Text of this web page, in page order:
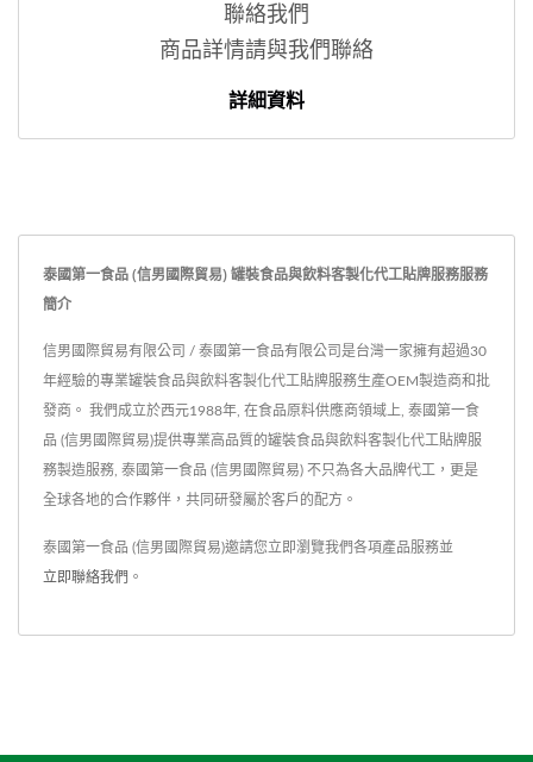
聯絡我們
商品詳情請與我們聯絡
詳細資料
泰國第一食品 (信男國際貿易) 罐裝食品與飲料客製化代工貼牌服務服務
簡介
信男國際貿易有限公司 / 泰國第一食品有限公司是台灣一家擁有超過30
年經驗的專業罐裝食品與飲料客製化代工貼牌服務生產OEM製造商和批
發商。 我們成立於西元1988年, 在食品原料供應商領域上, 泰國第一食
品 (信男國際貿易)提供專業高品質的罐裝食品與飲料客製化代工貼牌服
務製造服務, 泰國第一食品 (信男國際貿易) 不只為各大品牌代工，更是
全球各地的合作夥伴，共同研發屬於客戶的配方。
泰國第一食品 (信男國際貿易)邀請您立即瀏覽我們各項產品服務並
立即聯絡我們 。